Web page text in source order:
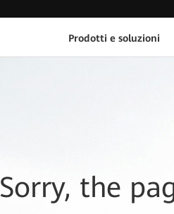
Prodotti e soluzioni
Sorry, the